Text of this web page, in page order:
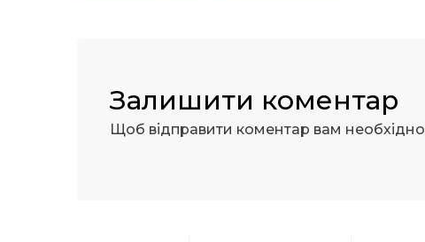
Залишити коментар
Щоб відправити коментар вам необхідно